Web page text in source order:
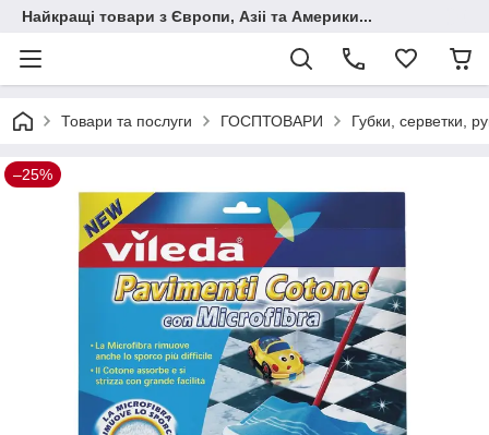
Найкращі товари з Європи, Азіі та Америки...
Товари та послуги ГОСПТОВАРИ Губки, серветки,
–25%